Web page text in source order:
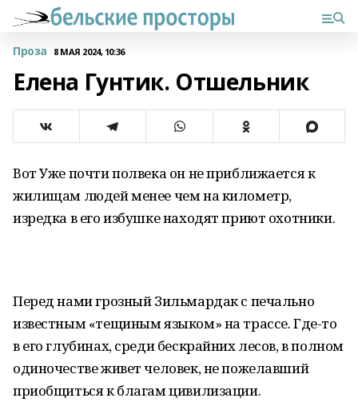
Проза 8 МАЯ 2024, 10:36
Елена Гунтик. Отшельник
Вот Уже почти полвека он не приближается к
жилищам людей менее чем на километр,
изредка в его избушке находят приют охотники.
Перед нами грозный Зильмардак с печально
известным «тещиным языком» на трассе. Где-то
в его глубинах, среди бескрайних лесов, в полном
одиночестве живет человек, не пожелавший
приобщиться к благам цивилизации.